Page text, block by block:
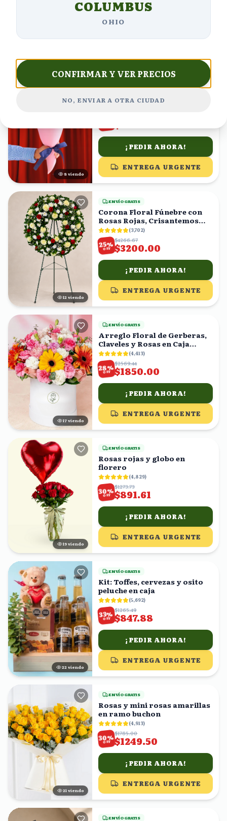
OFF
9 viendo
ENVÍO GRATIS
Ramo de Rosas Durazno y
Tulipanes Rosas
¡PEDIR AHORA!
ENTREGA URGENTE
11 viendo
ENVÍO GRATIS
Corona Floral Fúnebre con
Rosas Rojas, Crisantemos
Blancos y Amarillos
(3,702)
25%
OFF
$4266.67
$3200.00
¡PEDIR AHORA!
ENTREGA URGENTE
18 viendo
ENVÍO GRATIS
Arreglo Floral de Gerberas,
Claveles y Rosas en Caja
Blanca
(4,413)
28%
OFF
$2569.44
$1850.00
¡PEDIR AHORA!
ENTREGA URGENTE
18 viendo
ENVÍO GRATIS
Rosas rojas y globo en
florero
(4,829)
30%
OFF
$1273.73
$891.61
¡PEDIR AHORA!
ENTREGA URGENTE
22 viendo
ENVÍO GRATIS
Kit: Toffes, cervezas y osito
peluche en caja
(5,692)
33%
OFF
$1265.49
$847.88
¡PEDIR AHORA!
ENTREGA URGENTE
22 viendo
ENVÍO GRATIS
Rosas y mini rosas amarillas
en ramo buchon
(4,913)
30%
OFF
$1785.00
$1249.50
¡PEDIR AHORA!
ENTREGA URGENTE
ENVÍO GRATIS
COLUMBUS
OHIO
CONFIRMAR Y VER PRECIOS
NO, ENVIAR A OTRA CIUDAD